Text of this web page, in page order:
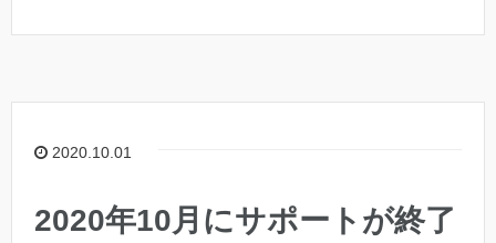
2020.10.01
2020年10月にサポートが終了